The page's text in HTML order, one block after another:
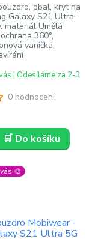
0 hodnocení
obal, kryt na
Galaxy S21 Ultra -
materiál Umělá
360°,
vanička,
| Odesíláme za 2-3
🛒 Do košíku
🎨